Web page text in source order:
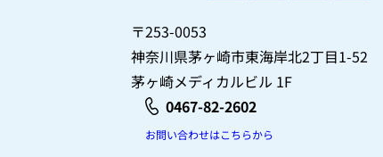
〒253-0053
神奈川県茅ヶ崎市東海岸北2丁目1-52
茅ヶ崎メディカルビル 1F
0467-82-2602
お問い合わせはこちらから